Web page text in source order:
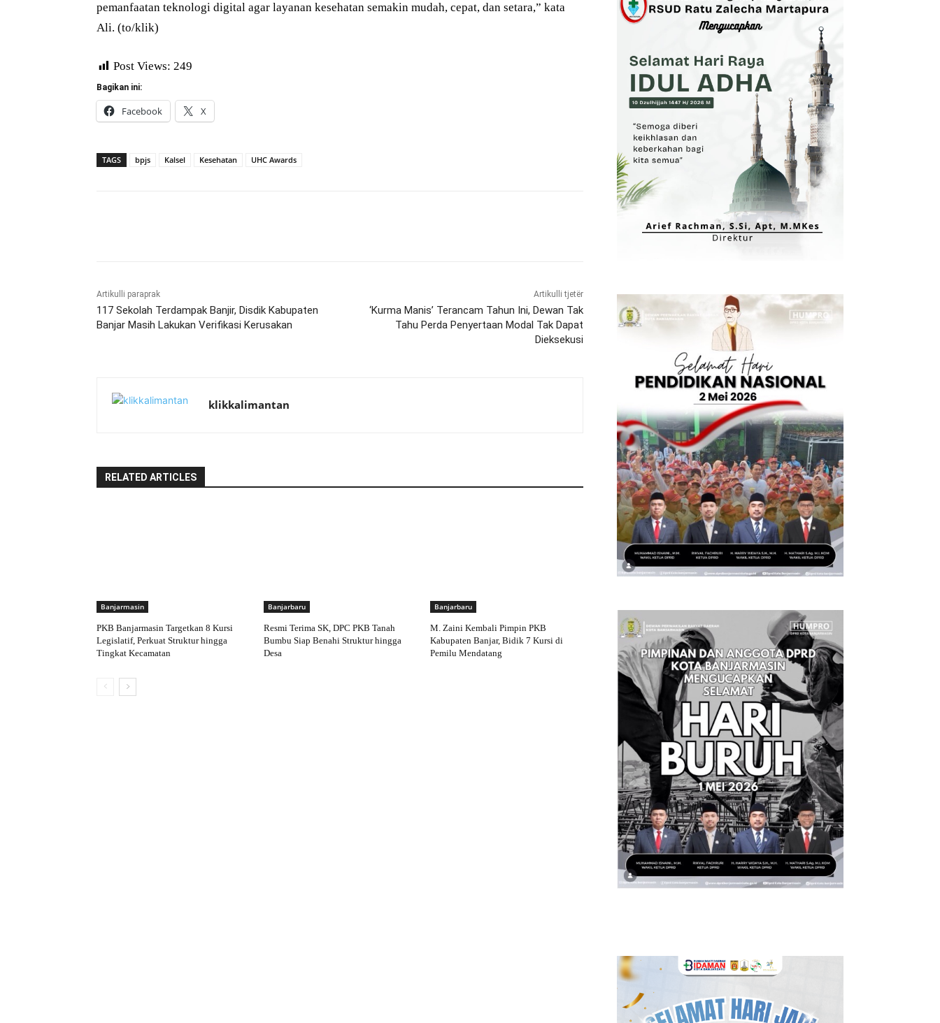
pemanfaatan teknologi digital agar layanan kesehatan semakin mudah, cepat, dan setara,” kata
Ali. (to/klik)
Post Views: 249
Bagikan ini:
Facebook X
TAGS bpjs Kalsel Kesehatan UHC Awards
Artikulli paraprak
117 Sekolah Terdampak Banjir, Disdik Kabupaten
Banjar Masih Lakukan Verifikasi Kerusakan
Artikulli tjetër
‘Kurma Manis’ Terancam Tahun Ini, Dewan Tak
Tahu Perda Penyertaan Modal Tak Dapat
Dieksekusi
klikkalimantan
RELATED ARTICLES
Banjarmasin
PKB Banjarmasin Targetkan 8 Kursi
Legislatif, Perkuat Struktur hingga
Tingkat Kecamatan
Banjarbaru
Resmi Terima SK, DPC PKB Tanah
Bumbu Siap Benahi Struktur hingga
Desa
Banjarbaru
M. Zaini Kembali Pimpin PKB
Kabupaten Banjar, Bidik 7 Kursi di
Pemilu Mendatang